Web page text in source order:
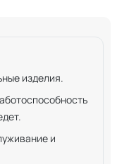
изделия.
и